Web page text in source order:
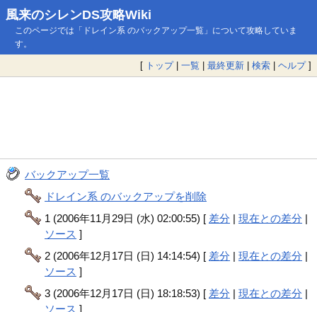
風来のシレンDS攻略Wiki
このページでは「ドレイン系 のバックアップ一覧」について攻略していま
す。
[ トップ| 一覧 | 最終更新 | 検索 | ヘルプ]
バックアップ一覧
ドレイン系 のバックアップを削除
1 (2006年11月29日 (水) 02:00:55) [ 差分 |現在との差分 |
ソース ]
2 (2006年12月17日 (日) 14:14:54) [ 差分 |現在との差分 |
ソース ]
3 (2006年12月17日 (日) 18:18:53) [ 差分 |現在との差分 |
ソース ]